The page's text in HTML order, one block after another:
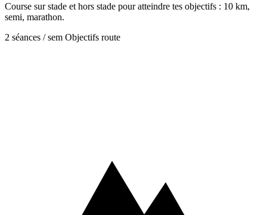
Course sur stade et hors stade pour atteindre tes objectifs : 10 km,
semi, marathon.
2 séances / sem Objectifs route